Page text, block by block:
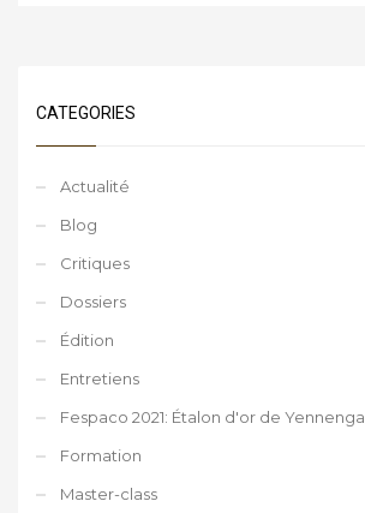
CATEGORIES
Actualité
Blog
Critiques
Dossiers
Édition
Entretiens
Fespaco 2021: Étalon d'or de Yennenga
Formation
Master-class